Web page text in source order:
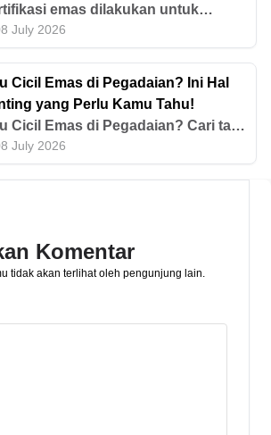
emas dilakukan untuk
keaslian dan kualitasnya.
cara sertifikasi emas hingga
Sertifikasi Pegadaian yang bisa
July 2026
Cicil Emas di Pegadaian? Ini Hal
yang Perlu Kamu Tahu!
Cicil Emas di Pegadaian? Cari tahu
kerja, DP, bunga, syarat, hingga
ajukan Cicil Emas Pegadaian pada
July 2026
Komentar
tidak akan terlihat oleh pengunjung lain.